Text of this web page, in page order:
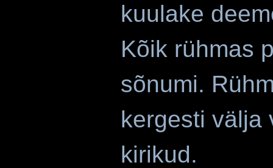
kuulake
Kõik rühmas
sõnumi.
kergesti välja
kirikud.